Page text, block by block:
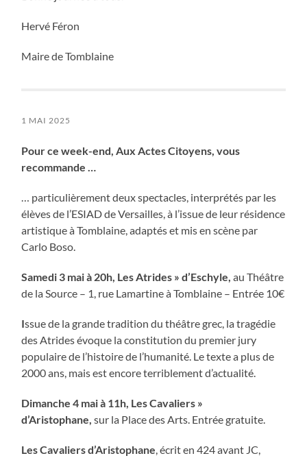
Hervé Féron
Maire de Tomblaine
1 MAI 2025
Pour ce week-end, Aux Actes Citoyens, vous
recommande …
… particulièrement deux spectacles, interprétés par les
élèves de l’ESIAD de Versailles, à l’issue de leur résidence
artistique à Tomblaine, adaptés et mis en scène par
Carlo Boso.
Samedi 3 mai à 20h, Les Atrides » d’Eschyle,au Théâtre
de la Source – 1, rue Lamartine à Tomblaine – Entrée 10€
Issue de la grande tradition du théâtre grec, la tragédie
des Atrides évoque la constitution du premier jury
populaire de l’histoire de l’humanité. Le texte a plus de
2000 ans, mais est encore terriblement d’actualité.
Dimanche 4 mai à 11h, Les Cavaliers »
d’Aristophane, sur la Place des Arts. Entrée gratuite.
Les Cavaliers d’Aristophane , écrit en 424 avant JC,